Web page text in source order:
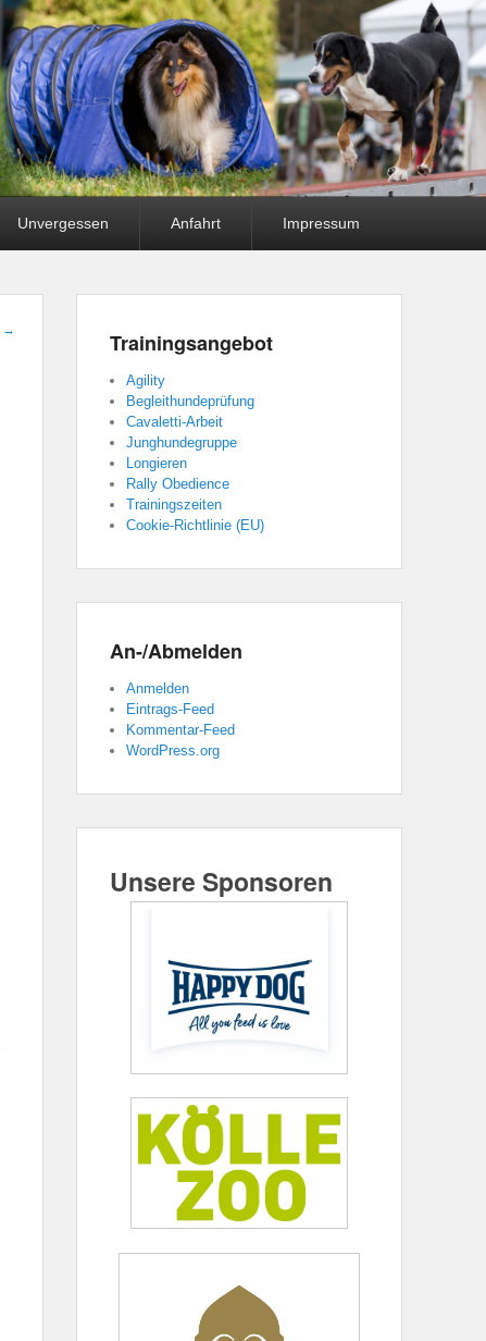
Unvergessen Anfahrt Impressum
→ Trainingsangebot
Agility
Begleithundeprüfung
Cavaletti-Arbeit
Junghundegruppe
Longieren
Rally Obedience
Trainingszeiten
Cookie-Richtlinie (EU)
An-/Abmelden
Anmelden
Eintrags-Feed
Kommentar-Feed
WordPress.org
Unsere Sponsoren